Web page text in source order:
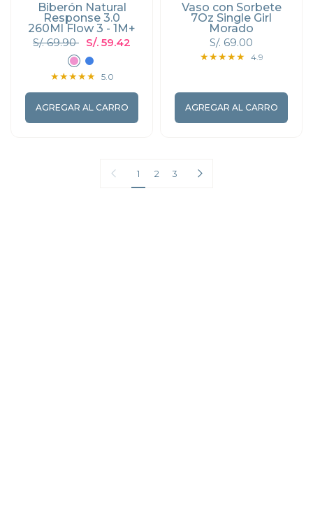
Biberón Natural
Response 3.0
260Ml Flow 3 - 1M+
S/. 69.90 S/. 59.42
Rosado
Azul
5.0
AGREGAR AL CARRO
Vaso con Sorbete
7Oz Single Girl
Morado
S/. 69.00
4.9
AGREGAR AL CARRO
Pagina anterior
1 2 3 Página siguiente